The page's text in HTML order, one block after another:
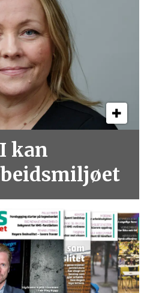
kan